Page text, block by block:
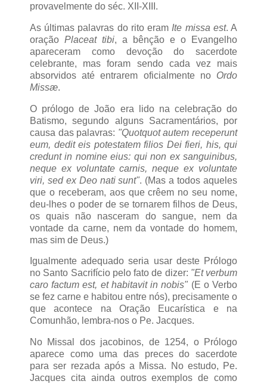
provavelmente do séc. XII-XIII.
As últimas palavras do rito eram Ite missa est. A
oração Placeat tibi, a bênção e o Evangelho
apareceram como devoção do sacerdote
celebrante, mas foram sendo cada vez mais
absorvidos até entrarem oficialmente no Ordo
Missæ.
O prólogo de João era lido na celebração do
Batismo, segundo alguns Sacramentários, por
causa das palavras: "Quotquot autem receperunt
eum, dedit eis potestatem filios Dei fieri, his, qui
credunt in nomine eius: qui non ex sanguinibus,
neque ex voluntate carnis, neque ex voluntate
viri, sed ex Deo nati sunt". (Mas a todos aqueles
que o receberam, aos que crêem no seu nome,
deu-lhes o poder de se tornarem filhos de Deus,
os quais não nasceram do sangue, nem da
vontade da carne, nem da vontade do homem,
mas sim de Deus.)
Igualmente adequado seria usar deste Prólogo
no Santo Sacrifício pelo fato de dizer: "Et verbum
caro factum est, et habitavit in nobis" (E o Verbo
se fez carne e habitou entre nós), precisamente o
que acontece na Oração Eucarística e na
Comunhão, lembra-nos o Pe. Jacques.
No Missal dos jacobinos, de 1254, o Prólogo
aparece como uma das preces do sacerdote
para ser rezada após a Missa. No estudo, Pe.
Jacques cita ainda outros exemplos de como